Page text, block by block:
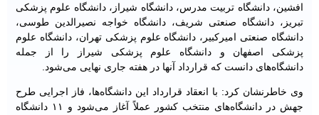
افشین، دانشگاه تربیت مدرس، دانشگاه شیراز، دانشگاه علوم پزشکی
تبریز، دانشگاه صنعتی شریف، دانشگاه خواجه نصیرالدین طوسی،
دانشگاه صنعتی امیرکبیر، دانشگاه علوم پزشکی تهران، دانشگاه علوم
پزشکی اصفهان و دانشگاه علوم پزشکی شیراز را از جمله
دانشگاه‌های دانست که قرارداد آنها در هفته جاری نهایی می‌شود.
وی خاطرنشان کرد: با انعقاد قرارداد این دانشگاه‌ها، فاز اجرایی طرح
جهش در دانشگاه‌های منتخب کشور عملاً آغاز می‌شود و ۱۱ دانشگاه